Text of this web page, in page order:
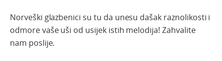
Norveški glazbenici su tu da unesu dašak raznolikosti i
odmore vaše uši od usijek istih melodija! Zahvalite
nam poslije.